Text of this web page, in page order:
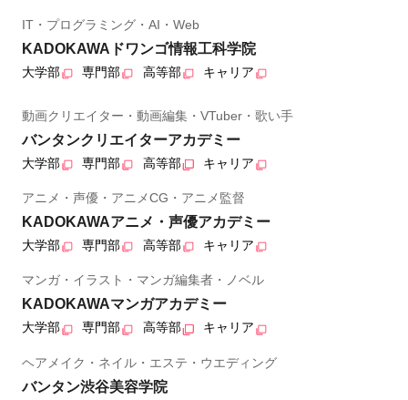
IT・プログラミング・AI・Web
KADOKAWAドワンゴ情報工科学院
大学部 専門部 高等部 キャリア
動画クリエイター・動画編集・VTuber・歌い手
バンタンクリエイターアカデミー
大学部 専門部 高等部 キャリア
アニメ・声優・アニメCG・アニメ監督
KADOKAWAアニメ・声優アカデミー
大学部 専門部 高等部 キャリア
マンガ・イラスト・マンガ編集者・ノベル
KADOKAWAマンガアカデミー
大学部 専門部 高等部 キャリア
ヘアメイク・ネイル・エステ・ウエディング
バンタン渋谷美容学院